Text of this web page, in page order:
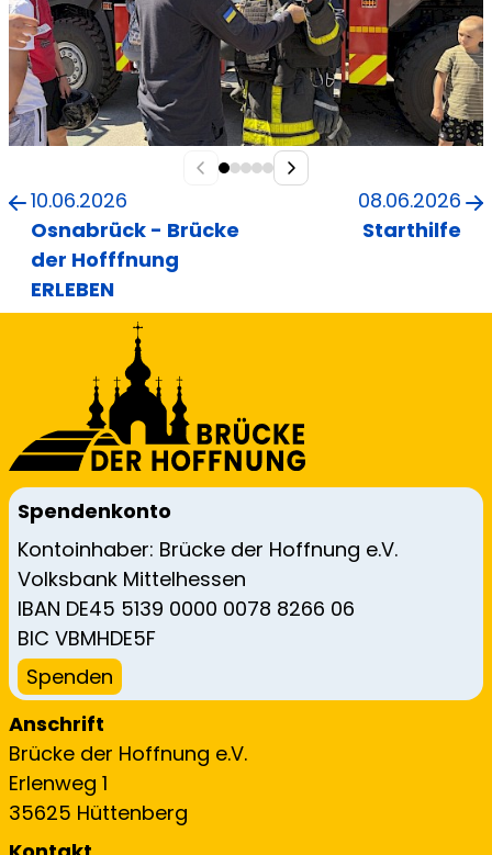
10.06.2026
Osnabrück - Brücke
der Hofffnung
ERLEBEN
08.06.2026
Starthilfe
Spendenkonto
Kontoinhaber: Brücke der Hoffnung e.V.
Volksbank Mittelhessen
IBAN DE45 5139 0000 0078 8266 06
BIC VBMHDE5F
Spenden
Anschrift
Brücke der Hoffnung e.V.
Erlenweg 1
35625 Hüttenberg